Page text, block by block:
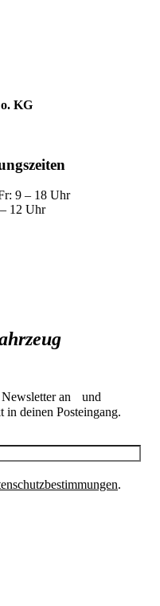
KG
9 – 18 Uhr
12 Uhr
Newsletter an und
in deinen Posteingang.
.